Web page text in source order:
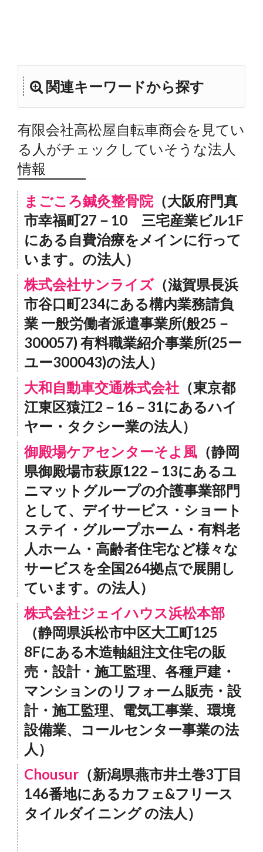
関連キーワードから探す
有限会社高松屋自転車商会を見てい
る人がチェックしていそうな法人
情報
まごころ鍼灸整骨院（大阪府門真
市幸福町27－10 三宅産業ビル1F
にある自費治療をメインに行って
います。の法人）
株式会社サンライズ（滋賀県長浜
市谷口町234にある構内業務請負
業 一般労働者派遣事業所(般25－
300057) 有料職業紹介事業所(25ー
ユー300043)の法人）
大和自動車交通株式会社 （東京都
江東区猿江2－16－31にあるハイ
ヤー・タクシー業の法人）
御殿場ケアセンターそよ風 （静岡
県御殿場市萩原122－13にあるユ
ニマットグループの介護事業部門
として、デイサービス・ショート
ステイ・グループホーム・有料老
人ホーム・高齢者住宅など様々な
サービスを全国264拠点で展開し
ています。の法人）
株式会社ジェイハウス浜松本部
（静岡県浜松市中区大工町125
8Fにある木造軸組注文住宅の販
売・設計・施工監理、各種戸建・
マンションのリフォーム販売・設
計・施工監理、電気工事業、環境
設備業、コールセンター事業の法
人）
Chousur （新潟県燕市井土巻3丁目
146番地にあるカフェ&フリース
タイルダイニングの法人）